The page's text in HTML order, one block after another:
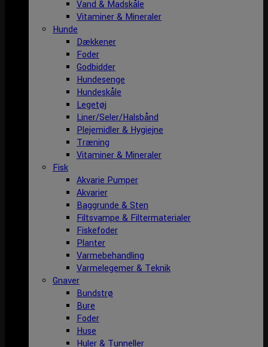
Vand & Madskåle
Vitaminer & Mineraler
Hunde
Dækkener
Foder
Godbidder
Hundesenge
Hundeskåle
Legetøj
Liner/Seler/Halsbånd
Plejemidler & Hygiejne
Træning
Vitaminer & Mineraler
Fisk
Akvarie Pumper
Akvarier
Baggrunde & Sten
Filtsvampe & Filtermaterialer
Fiskefoder
Planter
Varmebehandling
Varmelegemer & Teknik
Gnaver
Bundstrø
Bure
Foder
Huse
Huler & Tunneller